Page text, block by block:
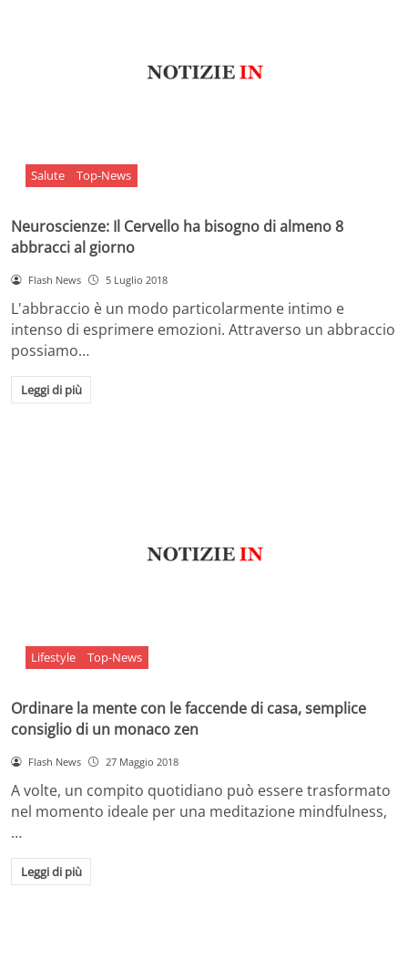
Salute Top-News
Neuroscienze: Il Cervello ha bisogno di almeno 8
abbracci al giorno
Flash News 5 Luglio 2018
L'abbraccio è un modo particolarmente intimo e
intenso di esprimere emozioni. Attraverso un abbraccio
possiamo…
Leggi di più
Lifestyle Top-News
Ordinare la mente con le faccende di casa, semplice
consiglio di un monaco zen
Flash News 27 Maggio 2018
A volte, un compito quotidiano può essere trasformato
nel momento ideale per una meditazione mindfulness,
…
Leggi di più